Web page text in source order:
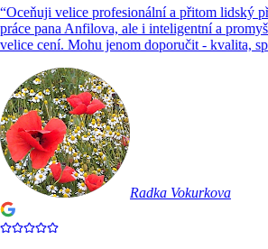
Oceňuji velice profesionální a přitom lidský
pana Anfilova, ale i inteligentní a
cení. Mohu jenom doporučit - kvalita,
Radka Vokurkova